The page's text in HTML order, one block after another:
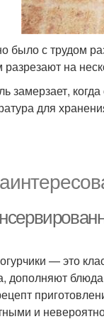
было с трудом
разрезают на
замерзает,
для
— это
дополняют
и